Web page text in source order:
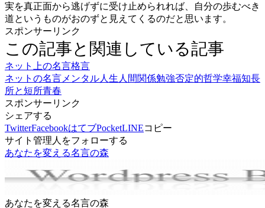
実を真正面から逃げずに受け止められれば、自分の歩むべき
道というものがおのずと見えてくるのだと思います。
スポンサーリンク
この記事と関連している記事
ネット上の名言格言
ネットの名言 メンタル人生 人間関係勉強否定的哲学幸福知長
所と短所青春
スポンサーリンク
シェアする
TwitterFacebookはてブPocketLINEコピー
サイト管理人をフォローする
あなたを変える名言の森
あなたを変える名言の森